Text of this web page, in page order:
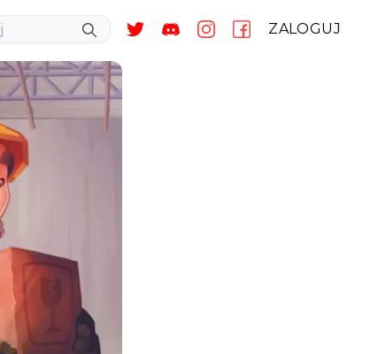
ZALOGUJ